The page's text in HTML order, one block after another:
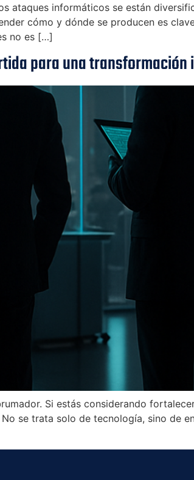
ataques informáticos se están
cómo y dónde se producen es
no es […]
para una
Si estás considerando
se trata solo de tecnología, sino de